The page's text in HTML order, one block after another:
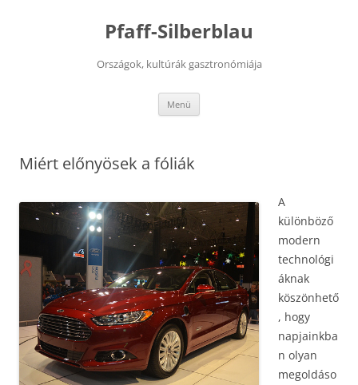
Pfaff-Silberblau
Országok, kultúrák gasztronómiája
Menü
Miért előnyösek a fóliák
A
különböző
modern
technológi
áknak
köszönhető
, hogy
napjainkba
n olyan
megoldáso